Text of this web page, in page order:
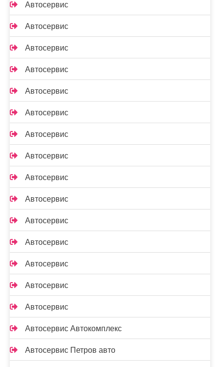
Автосервис
Автосервис
Автосервис
Автосервис
Автосервис
Автосервис
Автосервис
Автосервис
Автосервис
Автосервис
Автосервис
Автосервис
Автосервис
Автосервис
Автосервис
Автосервис Автокомплекс
Автосервис Петров авто